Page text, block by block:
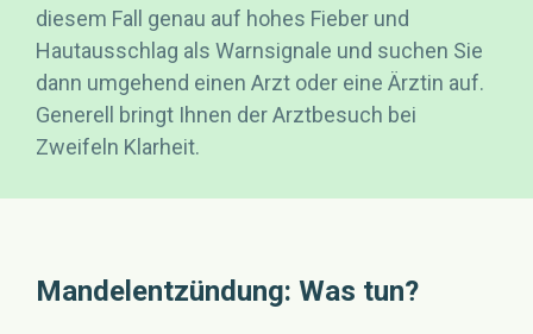
diesem Fall genau auf hohes Fieber und
Hautausschlag als Warnsignale und suchen Sie
dann umgehend einen Arzt oder eine Ärztin auf.
Generell bringt Ihnen der Arztbesuch bei
Zweifeln Klarheit.
Mandelentzündung: Was tun?